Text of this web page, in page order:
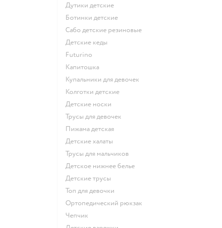
Дутики детские
Ботинки детские
Сабо детские резиновые
Детские кеды
Futurino
Капитошка
Купальники для девочек
Колготки детские
Детские носки
Трусы для девочек
Пижама детская
Детские халаты
Трусы для мальчиков
Детское нижнее белье
Детские трусы
Топ для девочки
Ортопедический рюкзак
Чепчик